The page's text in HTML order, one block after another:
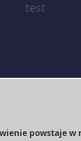
test
powstaje